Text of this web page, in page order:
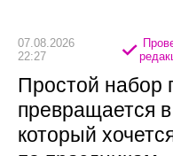
07.08.2026
22:27
Простой набор
превращается
который